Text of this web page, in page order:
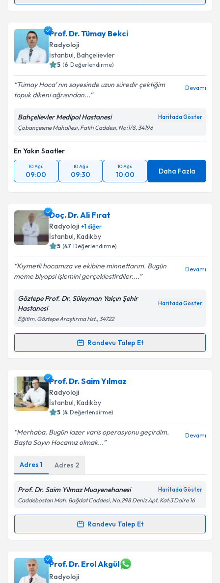
almanız için bir takvim hazırlandığında e-posta ile
bilgilendireceğiz.
E-posta Adresiniz
Metni'ni okudum ve kişisel verilerimin belirtilen
kapsamda işlenmesini kabul ediyorum.
Takvim Talebini Gönder
Prof. Dr. Tümay Bekci
Radyoloji
İstanbul, Bahçelievler
5 (6 Değerlendirme)
Tümay Hoca' nın sayesinde uzun süredir çektiğim
topuk dikeni ağrısından...
Devamı
Bahçelievler Medipol Hastanesi Haritada Göster
Çobançesme Mahallesi, Fatih Caddesi, No:1/8, 34196
En Yakın Saatler
10 Ağu
09:00
10 Ağu
09:30
10 Ağu
10:00 Daha Fazla
Doç. Dr. Ali Fırat
Radyoloji +1diğer
İstanbul, Kadıköy
5 (47 Değerlendirme)
Kıymetli hocamıza ve ekibine minnettarım. Bugün
meme biyopsi işlemini gerçeklestirdiler....
Devamı
Göztepe Prof. Dr. Süleyman Yalçın Şehir
Hastanesi
Haritada Göster
Eğitim, Göztepe Araştırma Hst., 34722
Randevu Talep Et
Randevu Takvimi Talebi
Doç. Dr. Ali Fıratiçin randevu takvimi talebi
oluşturun. Size bu uzmandan randevu almanız için bir
takvim hazırlandığında e-posta ile bilgilendireceğiz.
Kişisel verilerimin işlenmesine ilişkin
Metni'ni okudum ve kişisel verilerimin belirtilen
kapsamda işlenmesini kabul ediyorum.
Takvim Talebini Gönder
Prof. Dr. Saim Yılmaz
Radyoloji
İstanbul, Kadıköy
5 (4 Değerlendirme)
Merhaba. Bugün lazer varis operasyonu geçirdim.
Başta Sayın Hocamız olmak...
Devamı
Adres 1 Adres 2
Prof. Dr. Saim Yılmaz Muayenehanesi Haritada Göster
Caddebostan Mah. Bağdat Caddesi, No:298 Deniz Apt, Kat:3 Daire 16
Randevu Talep Et
Randevu Takvimi Talebi
Prof. Dr. Saim Yılmaziçin randevu takvimi talebi
oluşturun. Size bu uzmandan randevu almanız için bir
takvim hazırlandığında e-posta ile bilgilendireceğiz.
Prof. Dr. Erol Akgül
Radyoloji